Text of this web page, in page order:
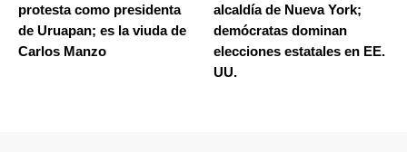
protesta como presidenta
de Uruapan; es la viuda de
Carlos Manzo
alcaldía de Nueva York;
demócratas dominan
elecciones estatales en EE.
UU.